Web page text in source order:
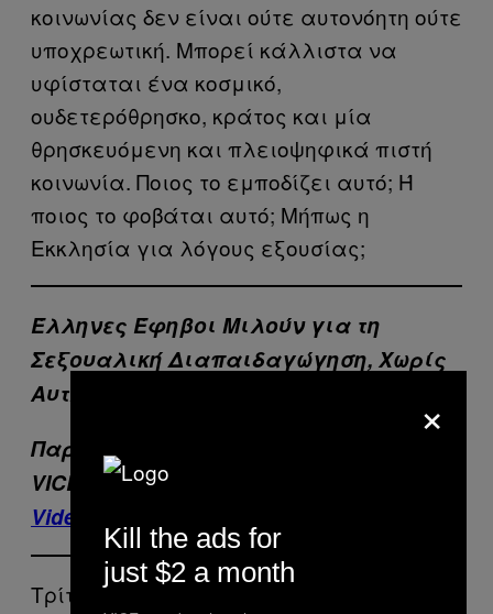
κοινωνίας δεν είναι ούτε αυτονόητη ούτε
υποχρεωτική. Μπορεί κάλλιστα να
υφίσταται ένα κοσμικό,
ουδετερόθρησκο, κράτος και μία
θρησκευόμενη και πλειοψηφικά πιστή
κοινωνία. Ποιος το εμποδίζει αυτό; Ή
ποιος το φοβάται αυτό; Μήπως η
Εκκλησία για λόγους εξουσίας;
Έλληνες Έφηβοι Μιλούν για τη
Σεξουαλική Διαπαιδαγώγηση, Χωρίς
Αυτή
Παρακολουθήστε όλα τα βίντεo του
VICE, μέσω της νέας σελίδας
Video Greece
Τρίτον. Στο Σύνταγμα και βέβαια στις
×
Kill the ads for
just $2 a month